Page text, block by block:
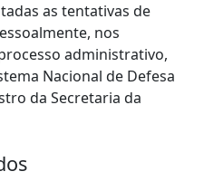
as tentativas de
nos
administrativo,
Nacional de Defesa
da Secretaria da